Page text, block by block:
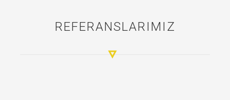
REFERANSLARIMIZ